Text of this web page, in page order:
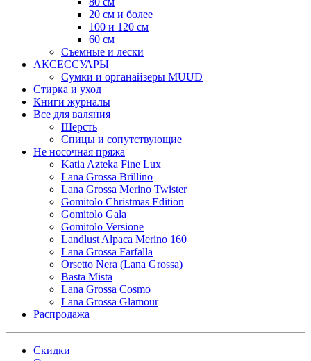
20 см и более
100 и 120 см
60 см
Съемные и лески
АКСЕССУАРЫ
Сумки и органайзеры MUUD
Стирка и уход
Книги журналы
Все для валяния
Шерсть
Спицы и сопутствующие
Не носочная пряжа
Katia Azteka Fine Lux
Lana Grossa Brillino
Lana Grossa Merino Twister
Gomitolo Christmas Edition
Gomitolo Gala
Gomitolo Versione
Landlust Alpaca Merino 160
Lana Grossa Farfalla
Orsetto Nera (Lana Grossa)
Basta Mista
Lana Grossa Cosmo
Lana Grossa Glamour
Распродажа
Скидки